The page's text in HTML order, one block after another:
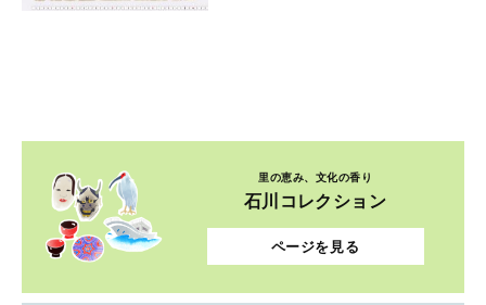
里の恵み、文化の香り
石川コレクション
ページを見る